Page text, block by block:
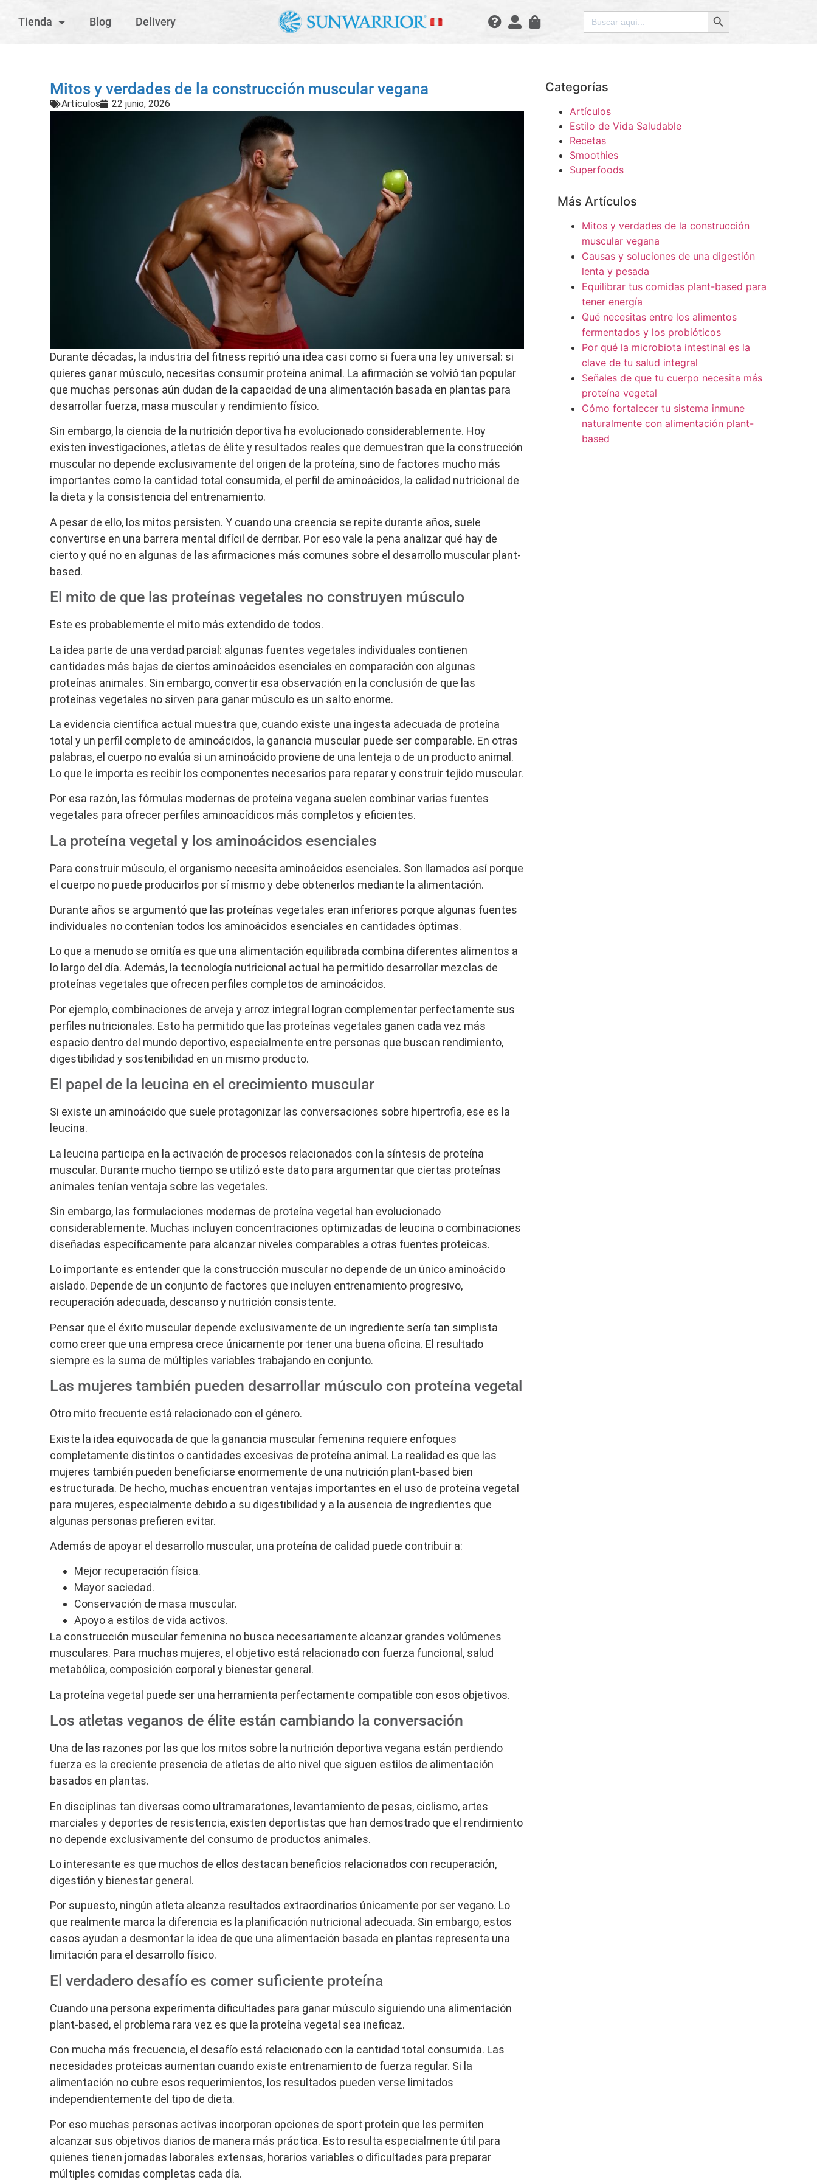
Tienda Blog Delivery Buscar: Botón de búsqueda
Mitos y verdades de la construcción muscular vegana
Artículos 22 junio, 2026
Durante décadas, la industria del fitness repitió una idea casi como si fuera una ley universal: si
quieres ganar músculo, necesitas consumir proteína animal. La afirmación se volvió tan popular
que muchas personas aún dudan de la capacidad de una alimentación basada en plantas para
desarrollar fuerza, masa muscular y rendimiento físico.
Sin embargo, la ciencia de la nutrición deportiva ha evolucionado considerablemente. Hoy
existen investigaciones, atletas de élite y resultados reales que demuestran que la construcción
muscular no depende exclusivamente del origen de la proteína, sino de factores mucho más
importantes como la cantidad total consumida, el perfil de aminoácidos, la calidad nutricional de
la dieta y la consistencia del entrenamiento.
A pesar de ello, los mitos persisten. Y cuando una creencia se repite durante años, suele
convertirse en una barrera mental difícil de derribar. Por eso vale la pena analizar qué hay de
cierto y qué no en algunas de las afirmaciones más comunes sobre el desarrollo muscular plant-
based.
El mito de que las proteínas vegetales no construyen músculo
Este es probablemente el mito más extendido de todos.
La idea parte de una verdad parcial: algunas fuentes vegetales individuales contienen
cantidades más bajas de ciertos aminoácidos esenciales en comparación con algunas
proteínas animales. Sin embargo, convertir esa observación en la conclusión de que las
proteínas vegetales no sirven para ganar músculo es un salto enorme.
La evidencia científica actual muestra que, cuando existe una ingesta adecuada de proteína
total y un perfil completo de aminoácidos, la ganancia muscular puede ser comparable. En otras
palabras, el cuerpo no evalúa si un aminoácido proviene de una lenteja o de un producto animal.
Lo que le importa es recibir los componentes necesarios para reparar y construir tejido muscular.
Por esa razón, las fórmulas modernas de proteína vegana suelen combinar varias fuentes
vegetales para ofrecer perfiles aminoacídicos más completos y eficientes.
La proteína vegetal y los aminoácidos esenciales
Para construir músculo, el organismo necesita aminoácidos esenciales. Son llamados así porque
el cuerpo no puede producirlos por sí mismo y debe obtenerlos mediante la alimentación.
Durante años se argumentó que las proteínas vegetales eran inferiores porque algunas fuentes
individuales no contenían todos los aminoácidos esenciales en cantidades óptimas.
Lo que a menudo se omitía es que una alimentación equilibrada combina diferentes alimentos a
lo largo del día. Además, la tecnología nutricional actual ha permitido desarrollar mezclas de
proteínas vegetales que ofrecen perfiles completos de aminoácidos.
Por ejemplo, combinaciones de arveja y arroz integral logran complementar perfectamente sus
perfiles nutricionales. Esto ha permitido que las proteínas vegetales ganen cada vez más
espacio dentro del mundo deportivo, especialmente entre personas que buscan rendimiento,
digestibilidad y sostenibilidad en un mismo producto.
El papel de la leucina en el crecimiento muscular
Si existe un aminoácido que suele protagonizar las conversaciones sobre hipertrofia, ese es la
leucina.
La leucina participa en la activación de procesos relacionados con la síntesis de proteína
muscular. Durante mucho tiempo se utilizó este dato para argumentar que ciertas proteínas
animales tenían ventaja sobre las vegetales.
Sin embargo, las formulaciones modernas de proteína vegetal han evolucionado
considerablemente. Muchas incluyen concentraciones optimizadas de leucina o combinaciones
diseñadas específicamente para alcanzar niveles comparables a otras fuentes proteicas.
Lo importante es entender que la construcción muscular no depende de un único aminoácido
aislado. Depende de un conjunto de factores que incluyen entrenamiento progresivo,
recuperación adecuada, descanso y nutrición consistente.
Pensar que el éxito muscular depende exclusivamente de un ingrediente sería tan simplista
como creer que una empresa crece únicamente por tener una buena oficina. El resultado
siempre es la suma de múltiples variables trabajando en conjunto.
Las mujeres también pueden desarrollar músculo con proteína vegetal
Otro mito frecuente está relacionado con el género.
Existe la idea equivocada de que la ganancia muscular femenina requiere enfoques
completamente distintos o cantidades excesivas de proteína animal. La realidad es que las
mujeres también pueden beneficiarse enormemente de una nutrición plant-based bien
estructurada. De hecho, muchas encuentran ventajas importantes en el uso de proteína vegetal
para mujeres, especialmente debido a su digestibilidad y a la ausencia de ingredientes que
algunas personas prefieren evitar.
Además de apoyar el desarrollo muscular, una proteína de calidad puede contribuir a:
Mejor recuperación física.
Mayor saciedad.
Conservación de masa muscular.
Apoyo a estilos de vida activos.
La construcción muscular femenina no busca necesariamente alcanzar grandes volúmenes
musculares. Para muchas mujeres, el objetivo está relacionado con fuerza funcional, salud
metabólica, composición corporal y bienestar general.
La proteína vegetal puede ser una herramienta perfectamente compatible con esos objetivos.
Los atletas veganos de élite están cambiando la conversación
Una de las razones por las que los mitos sobre la nutrición deportiva vegana están perdiendo
fuerza es la creciente presencia de atletas de alto nivel que siguen estilos de alimentación
basados en plantas.
En disciplinas tan diversas como ultramaratones, levantamiento de pesas, ciclismo, artes
marciales y deportes de resistencia, existen deportistas que han demostrado que el rendimiento
no depende exclusivamente del consumo de productos animales.
Lo interesante es que muchos de ellos destacan beneficios relacionados con recuperación,
digestión y bienestar general.
Por supuesto, ningún atleta alcanza resultados extraordinarios únicamente por ser vegano. Lo
que realmente marca la diferencia es la planificación nutricional adecuada. Sin embargo, estos
casos ayudan a desmontar la idea de que una alimentación basada en plantas representa una
limitación para el desarrollo físico.
El verdadero desafío es comer suficiente proteína
Cuando una persona experimenta dificultades para ganar músculo siguiendo una alimentación
plant-based, el problema rara vez es que la proteína vegetal sea ineficaz.
Con mucha más frecuencia, el desafío está relacionado con la cantidad total consumida. Las
necesidades proteicas aumentan cuando existe entrenamiento de fuerza regular. Si la
alimentación no cubre esos requerimientos, los resultados pueden verse limitados
independientemente del tipo de dieta.
Por eso muchas personas activas incorporan opciones de sport protein que les permiten
alcanzar sus objetivos diarios de manera más práctica. Esto resulta especialmente útil para
quienes tienen jornadas laborales extensas, horarios variables o dificultades para preparar
múltiples comidas completas cada día.
Categorías
Artículos
Estilo de Vida Saludable
Recetas
Smoothies
Superfoods
Más Artículos
Mitos y verdades de la construcción
muscular vegana
Causas y soluciones de una digestión
lenta y pesada
Equilibrar tus comidas plant-based para
tener energía
Qué necesitas entre los alimentos
fermentados y los probióticos
Por qué la microbiota intestinal es la
clave de tu salud integral
Señales de que tu cuerpo necesita más
proteína vegetal
Cómo fortalecer tu sistema inmune
naturalmente con alimentación plant-
based